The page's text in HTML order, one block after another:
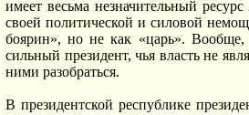
имеет весьма незначительный
своей политической и силовой
боярин», но не как «царь». Вообще,
сильный президент, чья власть не
ними разобраться.
В президентской республике